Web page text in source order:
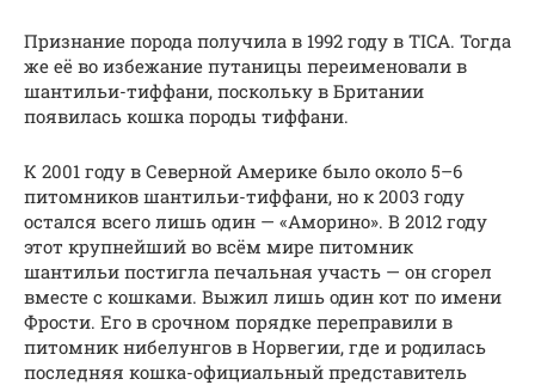
Признание порода получила в 1992 году в TICA. Тогда
же её во избежание путаницы переименовали в
шантильи-тиффани, поскольку в Британии
появилась кошка породы тиффани.
К 2001 году в Северной Америке было около 5–6
питомников шантильи-тиффани, но к 2003 году
остался всего лишь один — «Аморино». В 2012 году
этот крупнейший во всём мире питомник
шантильи постигла печальная участь — он сгорел
вместе с кошками. Выжил лишь один кот по имени
Фрости. Его в срочном порядке переправили в
питомник нибелунгов в Норвегии, где и родилась
последняя кошка-официальный представитель